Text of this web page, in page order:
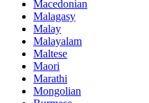
Macedonian
Malagasy
Malay
Malayalam
Maltese
Maori
Marathi
Mongolian